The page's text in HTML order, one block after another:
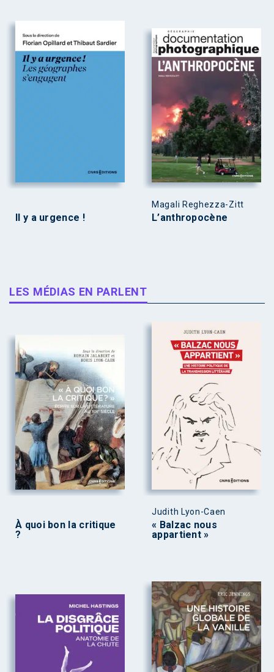
Il y a urgence !
Magali Reghezza-Zitt
L’anthropocène
LES MÉDIAS EN PARLENT
À quoi bon la critique
?
Judith Lyon-Caen
« Balzac nous
appartient »